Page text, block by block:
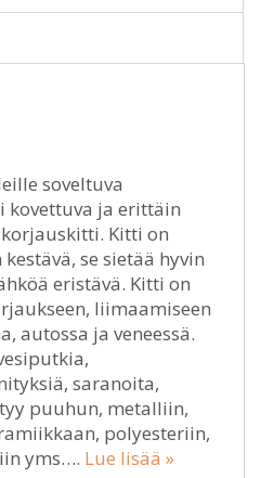
soveltuva
kovettuva ja erittäin
Kitti on
se sietää hyvin
eristävä. Kitti on
liimaamiseen
autossa ja veneessä.
saranoita,
puuhun, metalliin,
polyesteriin,
yms…. Lue lisää »